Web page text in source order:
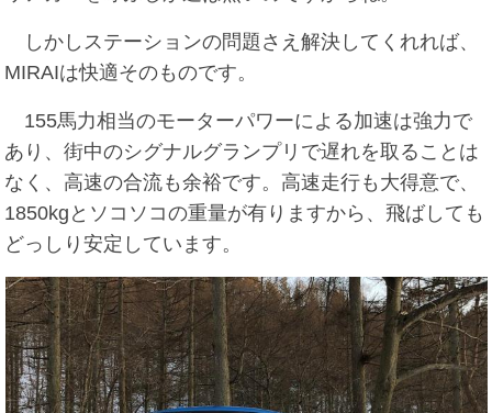
しかしステーションの問題さえ解決してくれれば、
MIRAIは快適そのものです。
155馬力相当のモーターパワーによる加速は強力で
あり、街中のシグナルグランプリで遅れを取ることは
なく、高速の合流も余裕です。高速走行も大得意で、
1850kgとソコソコの重量が有りますから、飛ばしても
どっしり安定しています。